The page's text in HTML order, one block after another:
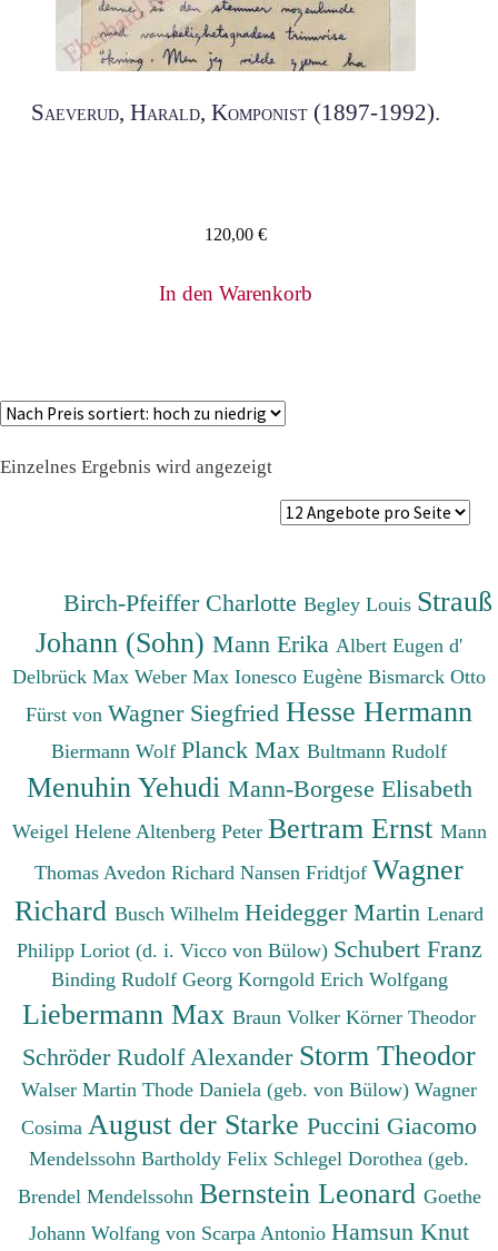
Saeverud, Harald, Komponist (1897-1992).
120,00 €
In den Warenkorb
Einzelnes Ergebnis wird angezeigt
Birch-Pfeiffer CharlotteBegley Louis Strauß
Johann (Sohn) Mann Erika Albert Eugen d'
Delbrück Max Weber Max Ionesco Eugène Bismarck Otto
Fürst von Wagner Siegfried Hesse Hermann
Biermann Wolf Planck Max Bultmann Rudolf
Menuhin Yehudi Mann-Borgese Elisabeth
Weigel Helene Altenberg Peter Bertram Ernst Mann
Thomas Avedon Richard Nansen Fridtjof Wagner
Richard Busch Wilhelm Heidegger Martin Lenard
Philipp Loriot (d. i. Vicco von Bülow) Schubert Franz
Binding Rudolf Georg Korngold Erich Wolfgang
Liebermann Max Braun Volker Körner Theodor
Schröder Rudolf Alexander Storm Theodor
Walser Martin Thode Daniela (geb. von Bülow) Wagner
Cosima August der Starke Puccini Giacomo
Mendelssohn Bartholdy Felix Schlegel Dorothea (geb.
Brendel Mendelssohn Bernstein Leonard Goethe
Johann Wolfang von Scarpa Antonio Hamsun Knut